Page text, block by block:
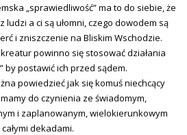
„sprawiedliwość” ma to do siebie, że
a ci są ułomni, czego dowodem są
i zniszczenie na Bliskim Wschodzie.
powinno się stosować działania
by postawić ich przed sądem.
powiedzieć jak się komuś niechcący
do czynienia ze świadomym,
i zaplanowanym, wielokierunkowym
dekadami.